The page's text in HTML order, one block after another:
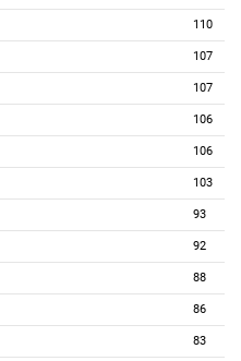
110
107
107
106
106
103
93
92
88
86
83